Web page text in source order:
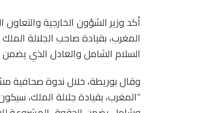
المغرب، بقيادة صاحب الجلالة
السلام الشامل والعادل الذي
وقال بوريطة، خلال ندوة صحافية
“المغرب، بقيادة جلالة الملك،